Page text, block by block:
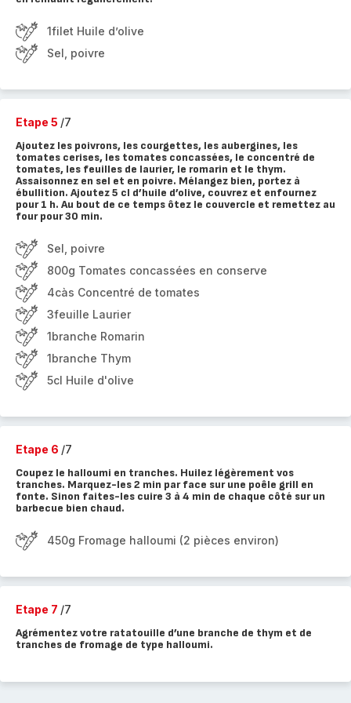
1filet Huile d’olive
Sel, poivre
Etape 5 /7
Ajoutez les poivrons, les courgettes, les aubergines, les
tomates cerises, les tomates concassées, le concentré de
tomates, les feuilles de laurier, le romarin et le thym.
Assaisonnez en sel et en poivre. Mélangez bien, portez à
ébullition. Ajoutez 5 cl d’huile d’olive, couvrez et enfournez
pour 1 h. Au bout de ce temps ôtez le couvercle et remettez au
four pour 30 min.
Sel, poivre
800g Tomates concassées en conserve
4càs Concentré de tomates
3feuille Laurier
1branche Romarin
1branche Thym
5cl Huile d'olive
Etape 6 /7
Coupez le halloumi en tranches. Huilez légèrement vos
tranches. Marquez-les 2 min par face sur une poêle grill en
fonte. Sinon faites-les cuire 3 à 4 min de chaque côté sur un
barbecue bien chaud.
450g Fromage halloumi (2 pièces environ)
Etape 7 /7
Agrémentez votre ratatouille d’une branche de thym et de
tranches de fromage de type halloumi.